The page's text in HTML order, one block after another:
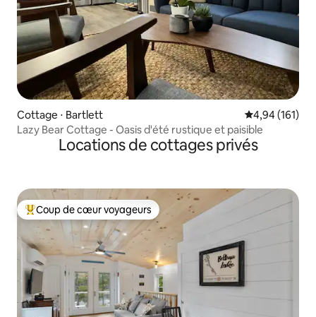
Cottage ⋅ Bartlett Évaluation
4,94 (161)
Lazy Bear Cottage - Oasis d'été rustique et paisible
Locations de cottages privés
Coups de cœur voyageurs les plus appréciés
Coup de cœur voyageurs